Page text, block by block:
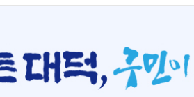
민원신청
공직자비리신고